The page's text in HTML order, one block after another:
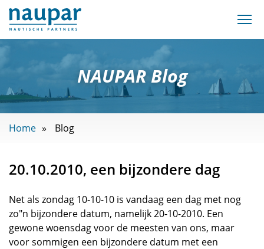
NAUPAR Blog
Home Blog
20.10.2010, een bijzondere dag
Net als zondag 10-10-10 is vandaag een dag met nog
zo"n bijzondere datum, namelijk 20-10-2010. Een
gewone woensdag voor de meesten van ons, maar
voor sommigen een bijzondere datum met een